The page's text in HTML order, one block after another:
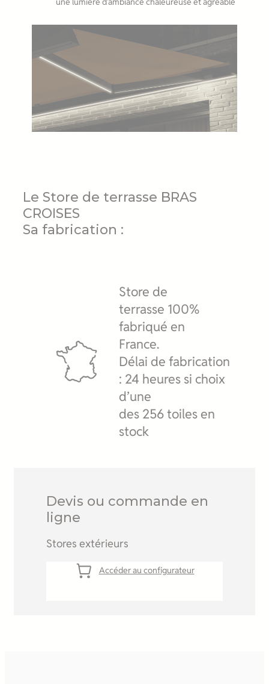
Le Store de terrasse BRAS
CROISES
Sa fabrication :
Store de
terrasse 100%
fabriqué en
France.
Délai de fabrication
: 24 heures si choix
d’une
des 256 toiles en
stock
Devis ou commande en
ligne
Stores extérieurs
Accéder au configurateur